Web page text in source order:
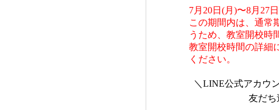
7月20日(月)〜8月27
この期間内は、通常
うため、教室開校時
教室開校時間の詳細
ください。
＼LINE公式アカウ
友だち